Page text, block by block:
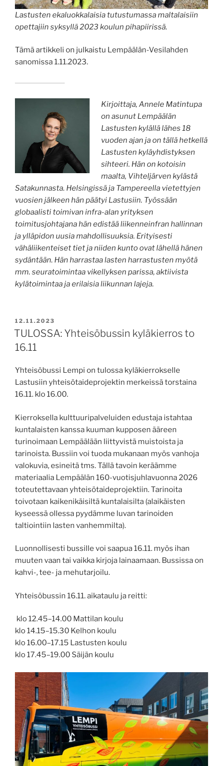
Lastusten ekaluokkalaisia tutustumassa maltalaisiin
opettajiin syksyllä 2023 koulun pihapiirissä.
Tämä artikkeli on julkaistu Lempäälän-Vesilahden
sanomissa 1.11.2023.
Kirjoittaja, Annele Matintupa
on asunut Lempäälän
Lastusten kylällä lähes 18
vuoden ajan ja on tällä hetkellä
Lastusten kyläyhdistyksen
sihteeri. Hän on kotoisin
maalta, Vihteljärven kylästä
Satakunnasta. Helsingissä ja Tampereella vietettyjen
vuosien jälkeen hän päätyi Lastusiin. Työssään
globaalisti toimivan infra-alan yrityksen
toimitusjohtajana hän edistää liikenneinfran hallinnan
ja ylläpidon uusia mahdollisuuksia. Erityisesti
vähäliikenteiset tiet ja niiden kunto ovat lähellä hänen
sydäntään. Hän harrastaa lasten harrastusten myötä
mm. seuratoimintaa vikellyksen parissa, aktiivista
kylätoimintaa ja erilaisia liikunnan lajeja.
JULKAISTU
12.11.2023
TULOSSA: Yhteisöbussin kyläkierros to
16.11
Yhteisöbussi Lempi on tulossa kyläkierrokselle
Lastusiin yhteisötaideprojektin merkeissä torstaina
16.11. klo 16.00.
Kierroksella kulttuuripalveluiden edustaja istahtaa
kuntalaisten kanssa kuuman kupposen ääreen
turinoimaan Lempäälään liittyvistä muistoista ja
tarinoista. Bussiin voi tuoda mukanaan myös vanhoja
valokuvia, esineitä tms. Tällä tavoin keräämme
materiaalia Lempäälän 160-vuotisjuhlavuonna 2026
toteutettavaan yhteisötaideprojektiin. Tarinoita
toivotaan kaikenikäisiltä kuntalaisilta (alaikäisten
kyseessä ollessa pyydämme luvan tarinoiden
taltiointiin lasten vanhemmilta).
Luonnollisesti bussille voi saapua 16.11. myös ihan
muuten vaan tai vaikka kirjoja lainaamaan. Bussissa on
kahvi-, tee- ja mehutarjoilu.
Yhteisöbussin 16.11. aikataulu ja reitti:
klo 12.45–14.00 Mattilan koulu
klo 14.15–15.30 Kelhon koulu
klo 16.00–17.15 Lastusten koulu
klo 17.45–19.00 Säijän koulu